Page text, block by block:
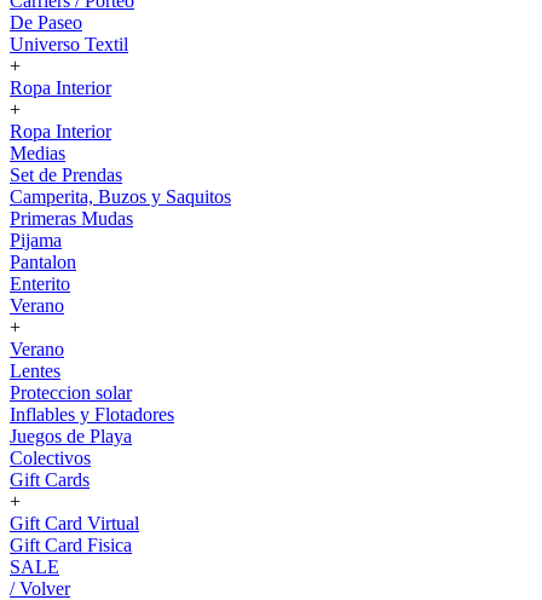
De Paseo
Universo Textil
+
Ropa Interior
+
Ropa Interior
Medias
Set de Prendas
Camperita, Buzos y Saquitos
Primeras Mudas
Pijama
Pantalon
Enterito
Verano
+
Verano
Lentes
Proteccion solar
Inflables y Flotadores
Juegos de Playa
Colectivos
Gift Cards
+
Gift Card Virtual
Gift Card Fisica
SALE
/ Volver